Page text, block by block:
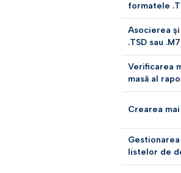
formatele
Asocierea
.TSD sau
Verificarea
masă al
Crearea
listelor de